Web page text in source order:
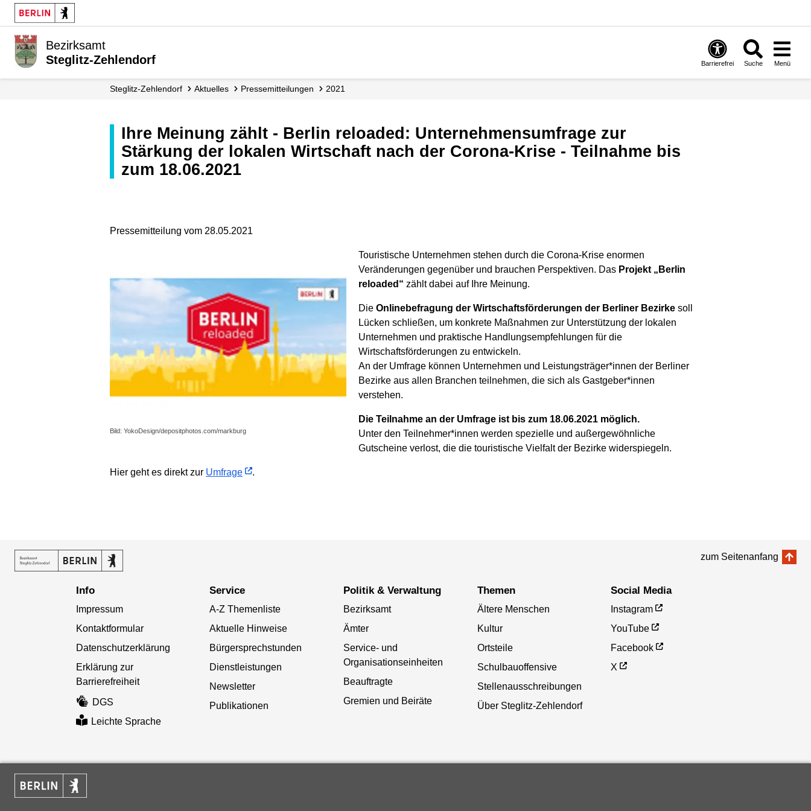
Bezirksamt
Steglitz-Zehlendorf
Barrierefrei Suche Menü
Steglitz-Zehlendorf Aktuelles Presse­mitteilungen 2021
Ihre Meinung zählt - Berlin reloaded: Unternehmensumfrage zur
Stärkung der lokalen Wirtschaft nach der Corona-Krise - Teilnahme bis
zum 18.06.2021
Pressemitteilung vom 28.05.2021
Bild: YokoDesign/depositphotos.com/markburg
Touristische Unternehmen stehen durch die Corona-Krise enormen
Veränderungen gegenüber und brauchen Perspektiven. Das Projekt „Berlin
reloaded“ zählt dabei auf Ihre Meinung.
Die Onlinebefragung der Wirtschaftsförderungen der Berliner Bezirke soll
Lücken schließen, um konkrete Maßnahmen zur Unterstützung der lokalen
Unternehmen und praktische Handlungsempfehlungen für die
Wirtschaftsförderungen zu entwickeln.
An der Umfrage können Unternehmen und Leistungsträger*innen der Berliner
Bezirke aus allen Branchen teilnehmen, die sich als Gastgeber*innen
verstehen.
Die Teilnahme an der Umfrage ist bis zum 18.06.2021 möglich.
Unter den Teilnehmer*innen werden spezielle und außergewöhnliche
Gutscheine verlost, die die touristische Vielfalt der Bezirke widerspiegeln.
Hier geht es direkt zur Umfrage .
zum Seitenanfang
Info
Impressum
Kontaktformular
Datenschutzerklärung
Erklärung zur
Barrierefreiheit
DGS
Leichte Sprache
Service
A-Z Themenliste
Aktuelle Hinweise
Bürgersprechstunden
Dienstleistungen
Newsletter
Publikationen
Politik & Verwaltung
Bezirksamt
Ämter
Service- und
Organisationseinheiten
Beauftragte
Gremien und Beiräte
Themen
Ältere Menschen
Kultur
Ortsteile
Schulbauoffensive
Stellenausschreibungen
Über Steglitz-Zehlendorf
Social Media
Instagram
YouTube
Facebook
X